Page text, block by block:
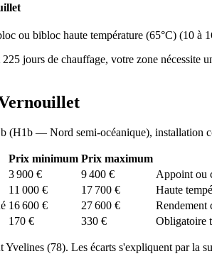
ou bibloc haute température (65°C) (10 à
jours de chauffage, votre zone
(H1b — Nord semi-océanique), installation
Prix minimum Prix maximum
3 900 € 9 400 €
Appoint ou
11 000 € 17 700 €
Haute
16 600 € 27 600 €
Rendement
170 € 330 € Obligatoire
Yvelines (78). Les écarts s'expliquent par la